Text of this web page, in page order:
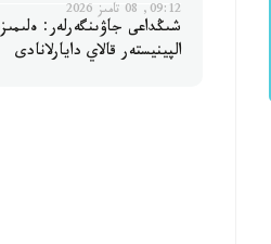
09:12, 08 تامىز 2026
شىڭداعى جاۋىنگەرلەر:
الپينيستەر قالاي دايارلانادى